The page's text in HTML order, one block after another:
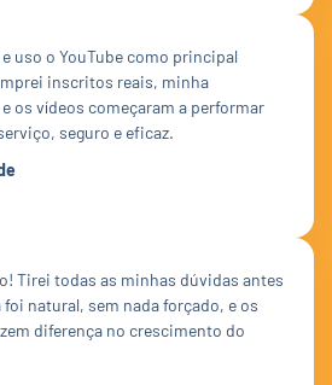
uso o YouTube como principal
inscritos reais, minha
os vídeos começaram a performar
seguro e eficaz.
Tirei todas as minhas dúvidas antes
natural, sem nada forçado, e os
diferença no crescimento do